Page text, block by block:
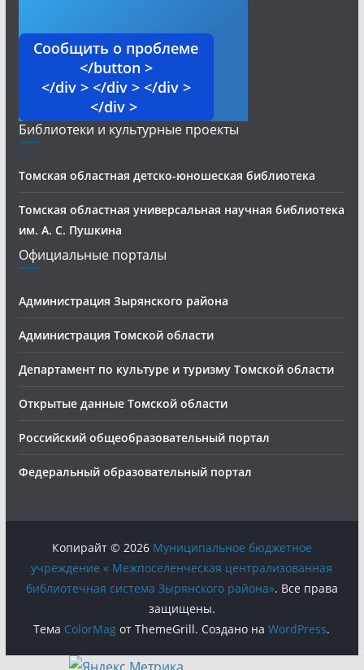
Сообщить о проблеме
</button >
</div > </div > </div >
</div >
Библиотеки и культурные проекты
Томская областная детско-юношеская библиотека
Томская областная универсальная научная библиотека
им. А. С. Пушкина
Официальные порталы
Администрация Зырянского района
Администрация Томской области
Департамент по культуре и туризму Томской области
Открытые данные Томской области
Российский общеобразовательный портал
Федеральный образовательный портал
Копирайт © 2026 Муниципальное бюджетное
учреждение « Межпоселенческая централизованная
библиотечная система Зырянского района». Все права
защищены.
Тема ColorMag от ThemeGrill. Создано наWordPress.